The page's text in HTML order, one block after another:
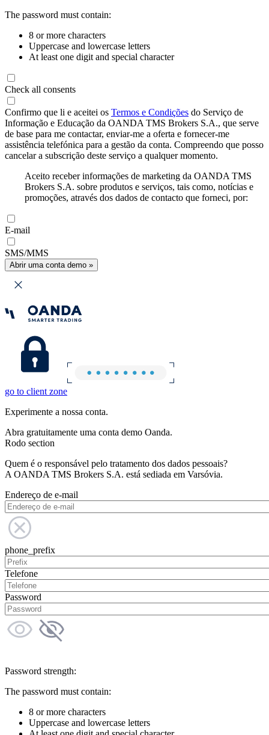
The password must contain:
8 or more characters
Uppercase and lowercase letters
At least one digit and special character
Check all consents
Confirmo que li e aceitei os Termos e Condições do Serviço de
Informação e Educação da OANDA TMS Brokers S.A., que serve
de base para me contactar, enviar-me a oferta e fornecer-me
assistência telefónica para a gestão da conta. Compreendo que posso
cancelar a subscrição deste serviço a qualquer momento.
Aceito receber informações de marketing da OANDA TMS
Brokers S.A. sobre produtos e serviços, tais como, notícias e
promoções, através dos dados de contacto que forneci, por:
E-mail
SMS/MMS
Abrir uma conta demo »
go to client zone
Experimente a nossa conta.
Abra gratuitamente uma conta demo Oanda.
Rodo section
Quem é o responsável pelo tratamento dos dados pessoais?
A OANDA TMS Brokers S.A. está sediada em Varsóvia.
Endereço de e-mail
phone_prefix
Telefone
Password
Password strength:
The password must contain:
8 or more characters
Uppercase and lowercase letters